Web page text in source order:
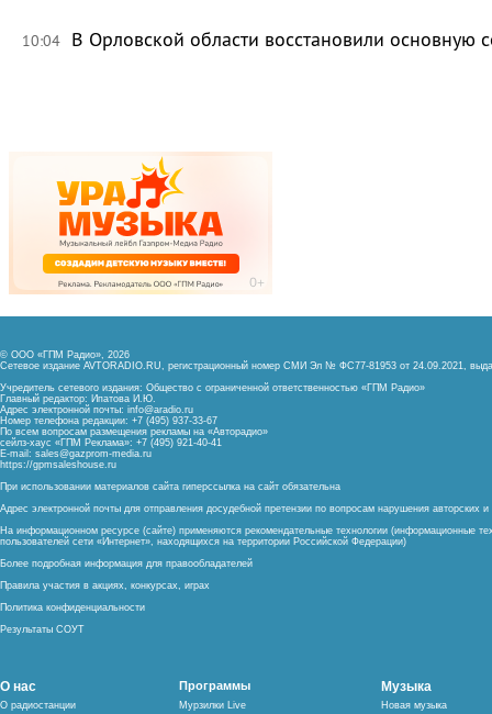
10:04 В Орловской области восстановили основную
© ООО «ГПМ Радио», 2026
Сетевое издание AVTORADIO.RU, регистрационный номер СМИ Эл № ФС77-81953 от 24.09.2021,
Учредитель сетевого издания: Общество с ограниченной ответственностью «ГПМ Радио»
Главный редактор: Ипатова И.Ю.
Адрес электронной почты: info@aradio.ru
Номер телефона редакции: +7 (495) 937-33-67
По всем вопросам размещения рекламы на «Авторадио»
сейлз-хаус «ГПМ Реклама»: +7 (495) 921-40-41
E-mail: sales@gazprom-media.ru
https://gpmsaleshouse.ru
При использовании материалов сайта гиперссылка на сайт обязательна
Адрес электронной почты для отправления досудебной претензии по вопросам нарушения авторских
На информационном ресурсе (сайте) применяются рекомендательные технологии (информационные
пользователей сети «Интернет», находящихся на территории Российской Федерации)
Более подробная информация для правообладателей
Правила участия в акциях, конкурсах, играх
Политика конфиденциальности
Результаты СОУТ
О нас
О радиостанции
Программы
Мурзилки Live
Музыка
Новая музыка